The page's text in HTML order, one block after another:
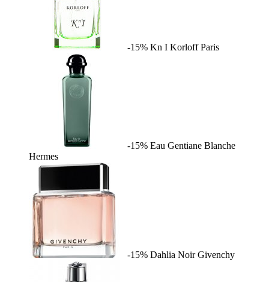
-15% Kn I Korloff Paris
-15% Eau Gentiane Blanche
Hermes
-15% Dahlia Noir Givenchy